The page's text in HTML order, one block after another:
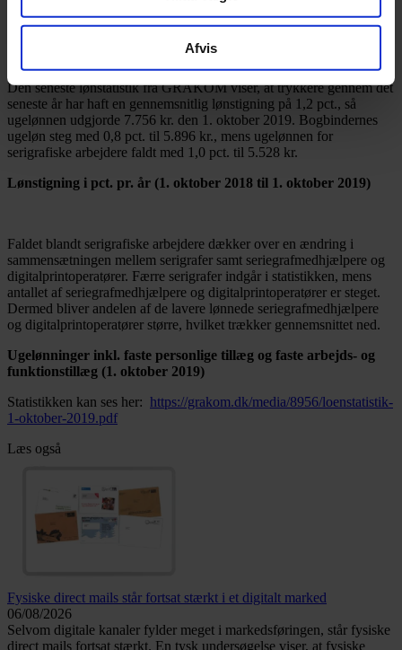
Afvis
ugeløn steg med 0,4 pct. i løn fra 1. oktober 2018 til 1. oktober
2019. Gennem samme periode steg de ikke-faglærte medarbejderes
Den seneste lønstatistik fra GRAKOM viser, at trykkere gennem det
seneste år har haft en gennemsnitlig lønstigning på 1,2 pct., så
ugelønnen udgjorde 7.756 kr. den 1. oktober 2019. Bogbindernes
ugeløn steg med 0,8 pct. til 5.896 kr., mens ugelønnen for
serigrafiske arbejdere faldt med 1,0 pct. til 5.528 kr.
Lønstigning i pct. pr. år (1. oktober 2018 til 1. oktober 2019)
Faldet blandt serigrafiske arbejdere dækker over en ændring i
sammensætningen mellem serigrafer samt seriegrafmedhjælpere og
digitalprintoperatører. Færre serigrafer indgår i statistikken, mens
antallet af seriegrafmedhjælpere og digitalprintoperatører er steget.
Dermed bliver andelen af de lavere lønnede seriegrafmedhjælpere
og digitalprintoperatører større, hvilket trækker gennemsnittet ned.
Ugelønninger inkl. faste personlige tillæg og faste arbejds- og
funktionstillæg (1. oktober 2019)
Statistikken kan ses her: https://grakom.dk/media/8956/loenstatistik-
1-oktober-2019.pdf
Læs også
Fysiske direct mails står fortsat stærkt i et digitalt marked
06/08/2026
Selvom digitale kanaler fylder meget i markedsføringen, står fysiske
direct mails fortsat stærkt. En tysk undersøgelse viser, at fysiske